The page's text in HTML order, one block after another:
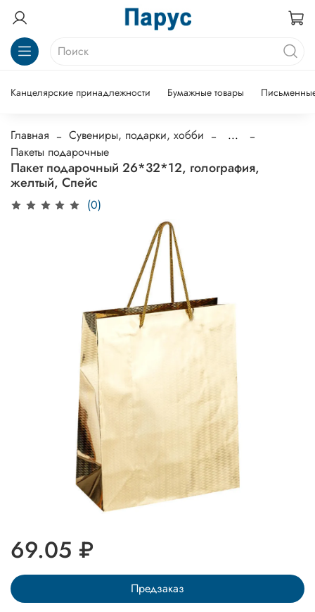
Канцелярские принадлежности Бумажные товары
Главная Сувениры, подарки, хобби
...
Пакеты подарочные
Пакет подарочный 26*32*12, голография,
желтый, Спейс
(0)
69.05 ₽
Предзаказ